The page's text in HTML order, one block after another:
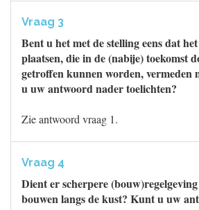
Vraag 3
Bent u het met de stelling eens dat
plaatsen, die in de (nabije) toekomst
getroffen kunnen worden, vermeden
u uw antwoord nader toelichten?
Zie antwoord vraag 1.
Vraag 4
Dient er scherpere
bouwen langs de kust? Kunt u uw